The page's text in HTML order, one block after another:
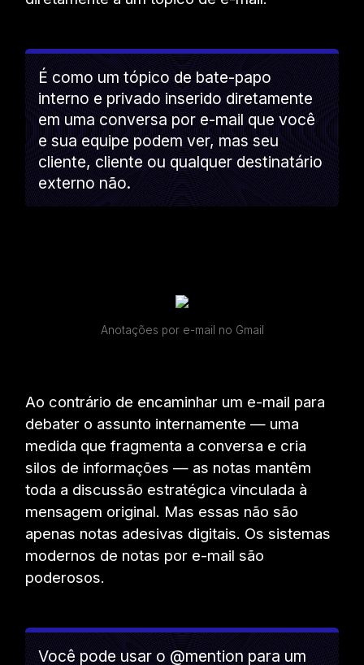
É como um tópico de bate-papo
interno e privado inserido diretamente
em uma conversa por e-mail que você
e sua equipe podem ver, mas seu
cliente, cliente ou qualquer destinatário
externo não.
Anotações por e-mail no Gmail
Ao contrário de encaminhar um e-mail para
debater o assunto internamente — uma
medida que fragmenta a conversa e cria
silos de informações — as notas mantêm
toda a discussão estratégica vinculada à
mensagem original. Mas essas não são
apenas notas adesivas digitais. Os sistemas
modernos de notas por e-mail são
poderosos.
Você pode usar o @mention para um